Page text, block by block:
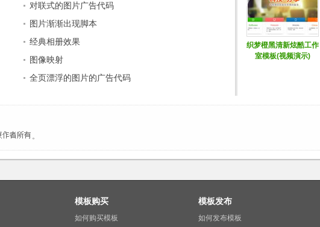
对联式的图片广告代码
图片渐渐出现脚本
经典相册效果
图像映射
全页漂浮的图片的广告代码
。
模板购买
如何购买模板
模板发布
如何发布模板